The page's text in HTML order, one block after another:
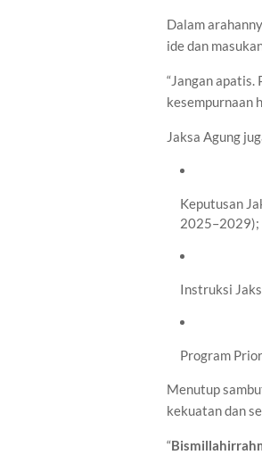
Dalam
ide dan
“Jangan
kesempurnaan
Jaksa Agung
Keputusan
2025–2029);
Instruksi
Program
Menutup
kekuatan dan
“